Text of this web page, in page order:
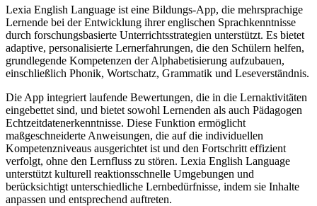
Lexia English Language ist eine Bildungs-App, die mehrsprachige
Lernende bei der Entwicklung ihrer englischen Sprachkenntnisse
durch forschungsbasierte Unterrichtsstrategien unterstützt. Es bietet
adaptive, personalisierte Lernerfahrungen, die den Schülern helfen,
grundlegende Kompetenzen der Alphabetisierung aufzubauen,
einschließlich Phonik, Wortschatz, Grammatik und Leseverständnis.
Die App integriert laufende Bewertungen, die in die Lernaktivitäten
eingebettet sind, und bietet sowohl Lernenden als auch Pädagogen
Echtzeitdatenerkenntnisse. Diese Funktion ermöglicht
maßgeschneiderte Anweisungen, die auf die individuellen
Kompetenzniveaus ausgerichtet ist und den Fortschritt effizient
verfolgt, ohne den Lernfluss zu stören. Lexia English Language
unterstützt kulturell reaktionsschnelle Umgebungen und
berücksichtigt unterschiedliche Lernbedürfnisse, indem sie Inhalte
anpassen und entsprechend auftreten.